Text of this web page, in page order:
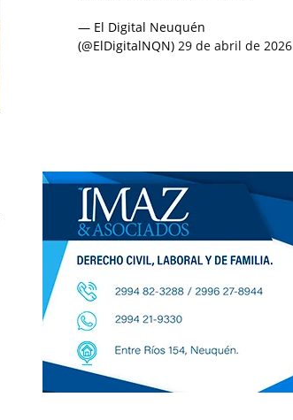
— El Digital Neuquén
(@ElDigitalNQN) 29 de abril de 2026